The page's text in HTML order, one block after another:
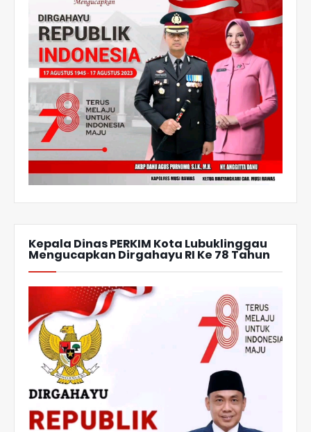
Kepala Dinas PERKIM Kota Lubuklinggau
Mengucapkan Dirgahayu RI Ke 78 Tahun